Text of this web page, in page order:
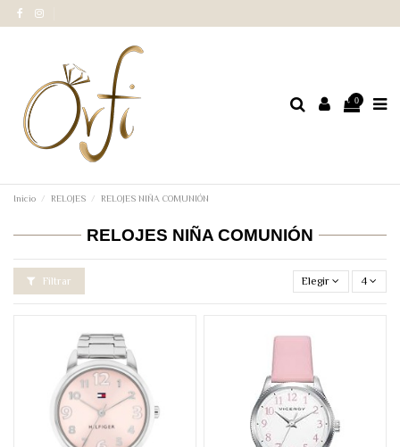
0
Inicio RELOJES RELOJES NIÑA COMUNIÓN
RELOJES NIÑA COMUNIÓN
Filtrar Elegir 4